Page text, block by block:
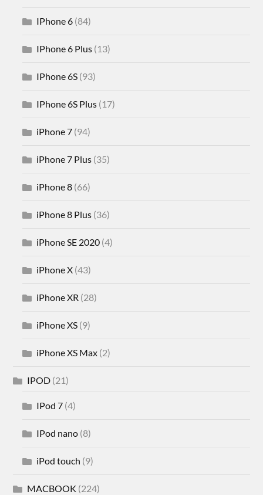
IPhone 6 (84)
IPhone 6 Plus (13)
IPhone 6S (93)
IPhone 6S Plus (17)
iPhone 7 (94)
iPhone 7 Plus (35)
iPhone 8 (66)
iPhone 8 Plus (36)
iPhone SE 2020 (4)
iPhone X (43)
iPhone XR (28)
iPhone XS (9)
iPhone XS Max (2)
IPOD (21)
IPod 7 (4)
IPod nano (8)
iPod touch (9)
MACBOOK (224)